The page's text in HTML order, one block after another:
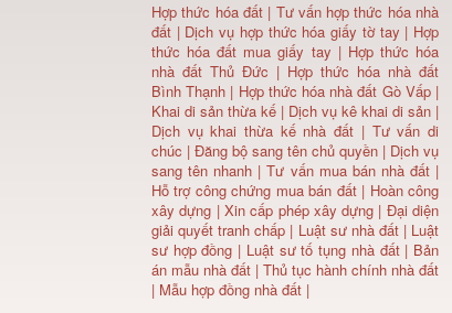
Hợp thức hóa đất| Tư vấn hợp thức hóa nhà
đất | Dịch vụ hợp thức hóa giấy tờ tay | Hợp
thức hóa đất mua giấy tay | Hợp thức hóa
nhà đất Thủ Đức | Hợp thức hóa nhà đất
Bình Thạnh | Hợp thức hóa nhà đất Gò Vấp|
Khai di sản thừa kế | Dịch vụ kê khai di sản |
Dịch vụ khai thừa kế nhà đất | Tư vấn di
chúc | Đăng bộ sang tên chủ quyền | Dịch vụ
sang tên nhanh |Tư vấn mua bán nhà đất |
Hỗ trợ công chứng mua bán đất | Hoàn công
xây dựng | Xin cấp phép xây dựng | Đại diện
giải quyết tranh chấp | Luật sư nhà đất| Luật
sư hợp đồng | Luật sư tố tụng nhà đất | Bản
án mẫu nhà đất | Thủ tục hành chính nhà đất
| Mẫu hợp đồng nhà đất |